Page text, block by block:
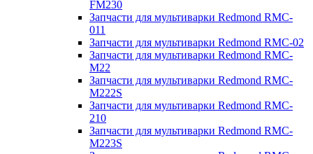
FM230
Запчасти для мультиварки Redmond RMC-
011
Запчасти для мультиварки Redmond RMC-02
Запчасти для мультиварки Redmond RMC-
M22
Запчасти для мультиварки Redmond RMC-
M222S
Запчасти для мультиварки Redmond RMC-
210
Запчасти для мультиварки Redmond RMC-
M223S